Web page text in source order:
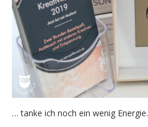
… tanke ich noch ein wenig Energie.